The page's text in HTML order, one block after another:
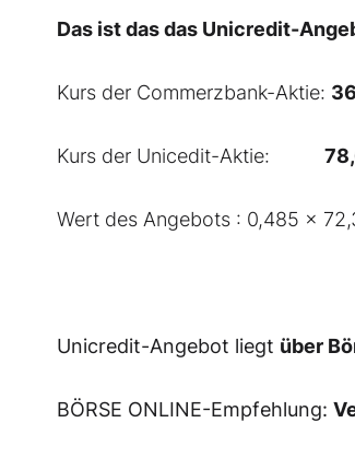
Das ist das das Unicredit-
Kurs der Commerzbank-Aktie:
Kurs der Unicedit-Aktie:
Wert des Angebots : 0,485 x
Unicredit-Angebot liegt über
BÖRSE ONLINE-Empfehlung: